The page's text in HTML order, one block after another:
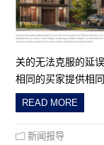
关的无法克服的延
相同的买家提供相
READ MORE
新闻报导